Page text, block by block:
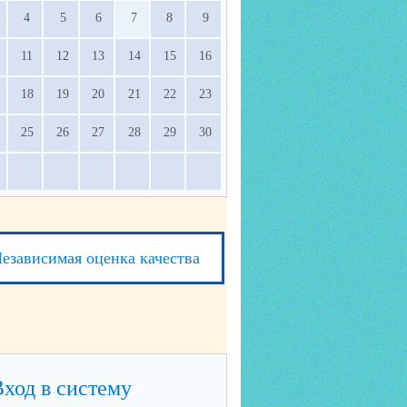
4 5 6 7 8 9
11 12 13 14 15 16
18 19 20 21 22 23
25 26 27 28 29 30
оценка качества
в систему